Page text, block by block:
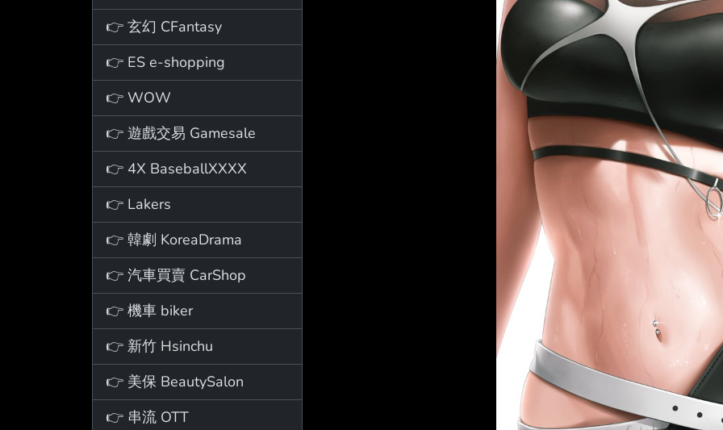
👉 玄幻 CFantasy
👉 ES e-shopping
👉 WOW
👉 遊戲交易 Gamesale
👉 4X BaseballXXXX
👉 Lakers
👉 韓劇 KoreaDrama
👉 汽車買賣 CarShop
👉 機車 biker
👉 新竹 Hsinchu
👉 美保 BeautySalon
👉 串流 OTT